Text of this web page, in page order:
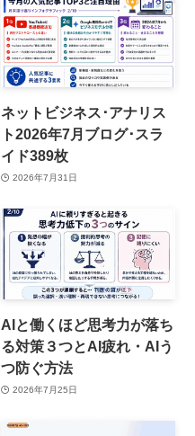
ネットビジネス･アナリス
ト2026年7月ブログ･スラ
イド389枚
2026年7月31日
AIと働くほど思考力が落ち
る対策３つとAI疲れ・AIう
つ防ぐ方法
2026年7月25日